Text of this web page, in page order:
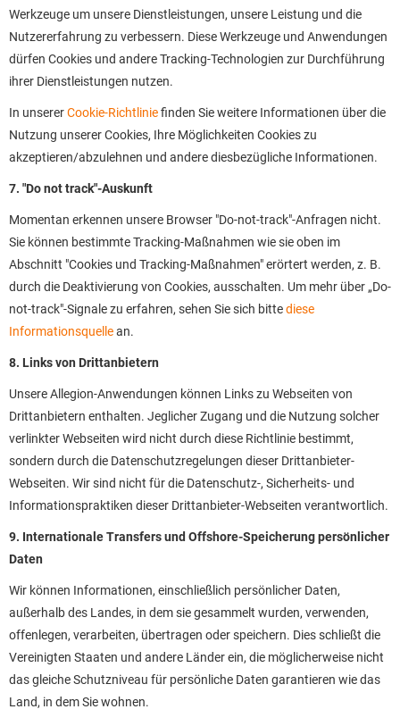
Werkzeuge um unsere Dienstleistungen, unsere Leistung und die
Nutzererfahrung zu verbessern. Diese Werkzeuge und Anwendungen
dürfen Cookies und andere Tracking-Technologien zur Durchführung
ihrer Dienstleistungen nutzen.
In unsererCookie-Richtliniefinden Sie weitere Informationen über die
Nutzung unserer Cookies, Ihre Möglichkeiten Cookies zu
akzeptieren/abzulehnen und andere diesbezügliche Informationen.
7. "Do not track"-Auskunft
Momentan erkennen unsere Browser "Do-not-track"-Anfragen nicht.
Sie können bestimmte Tracking-Maßnahmen wie sie oben im
Abschnitt "Cookies und Tracking-Maßnahmen" erörtert werden, z. B.
durch die Deaktivierung von Cookies, ausschalten. Um mehr über „Do-
not-track"-Signale zu erfahren, sehen Sie sich bittediese
Informationsquellean.
8. Links von Drittanbietern
Unsere Allegion-Anwendungen können Links zu Webseiten von
Drittanbietern enthalten. Jeglicher Zugang und die Nutzung solcher
verlinkter Webseiten wird nicht durch diese Richtlinie bestimmt,
sondern durch die Datenschutzregelungen dieser Drittanbieter-
Webseiten. Wir sind nicht für die Datenschutz-, Sicherheits- und
Informationspraktiken dieser Drittanbieter-Webseiten verantwortlich.
9. Internationale Transfers und Offshore-Speicherung persönlicher
Daten
Wir können Informationen, einschließlich persönlicher Daten,
außerhalb des Landes, in dem sie gesammelt wurden, verwenden,
offenlegen, verarbeiten, übertragen oder speichern. Dies schließt die
Vereinigten Staaten und andere Länder ein, die möglicherweise nicht
das gleiche Schutzniveau für persönliche Daten garantieren wie das
Land, in dem Sie wohnen.